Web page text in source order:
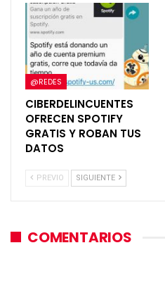
@REDES
CIBERDELINCUENTES
OFRECEN SPOTIFY
GRATIS Y ROBAN TUS
DATOS
PREVIO SIGUIENTE
COMENTARIOS